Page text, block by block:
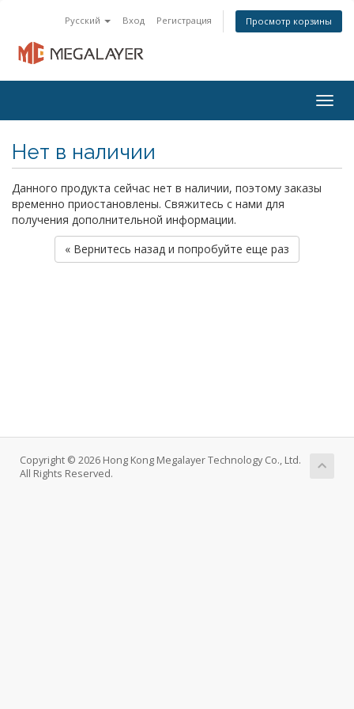
Русский Вход Регистрация Просмотр корзины
Нет в наличии
Данного продукта сейчас нет в наличии, поэтому заказы
временно приостановлены. Свяжитесь с нами для
получения дополнительной информации.
« Вернитесь назад и попробуйте еще раз
Copyright © 2026 Hong Kong Megalayer Technology Co., Ltd.
All Rights Reserved.